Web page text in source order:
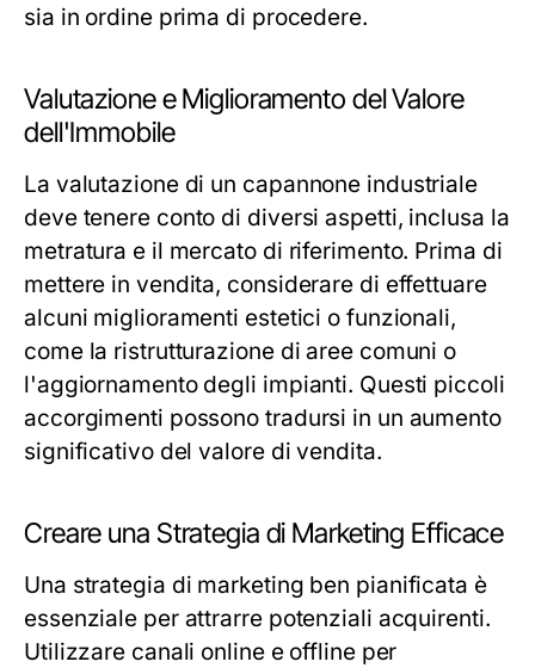
sia in ordine prima di procedere.
Valutazione e Miglioramento del Valore
dell'Immobile
La valutazione di un capannone industriale
deve tenere conto di diversi aspetti, inclusa la
metratura e il mercato di riferimento. Prima di
mettere in vendita, considerare di effettuare
alcuni miglioramenti estetici o funzionali,
come la ristrutturazione di aree comuni o
l'aggiornamento degli impianti. Questi piccoli
accorgimenti possono tradursi in un aumento
significativo del valore di vendita.
Creare una Strategia di Marketing Efficace
Una strategia di marketing ben pianificata è
essenziale per attrarre potenziali acquirenti.
Utilizzare canali online e offline per